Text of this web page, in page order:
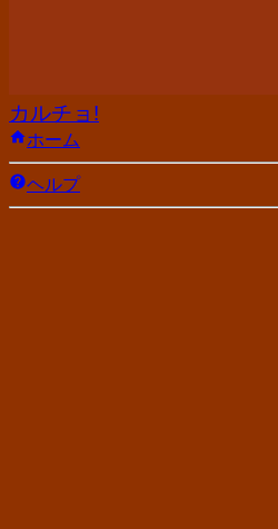
カルチョ!
ホーム
ヘルプ